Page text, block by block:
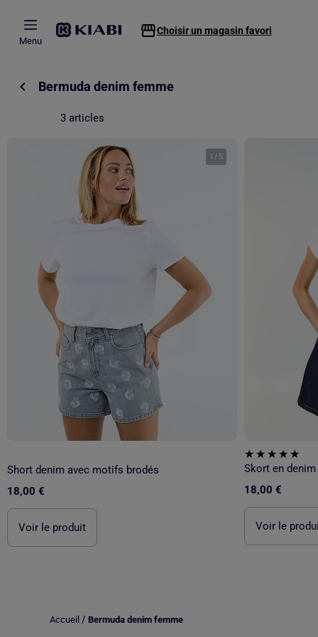
Menu
Choisir un magasin favori
Bermuda denim femme
3 articles
1 / 5
Short denim avec motifs brodés
18,00 €
Voir le produit
Skort en
18,00 €
Voir le
Accueil / Bermuda denim femme